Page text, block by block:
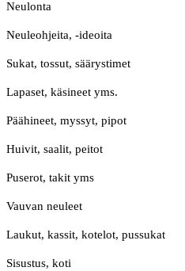
Neulonta
Neuleohjeita, -ideoita
Sukat, tossut, säärystimet
Lapaset, käsineet yms.
Päähineet, myssyt, pipot
Huivit, saalit, peitot
Puserot, takit yms
Vauvan neuleet
Laukut, kassit, kotelot, pussukat
Sisustus, koti